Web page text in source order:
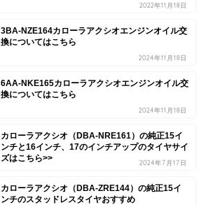
2022年11月18日
3BA-NZE164カローラアクシオエンジンオイル交
換についてはこちら
2024年11月18日
6AA-NKE165カローラアクシオエンジンオイル交
換についてはこちら
2024年11月18日
カローラアクシオ（DBA-NRE161）の純正15イ
ンチと16インチ、17のインチアップのタイヤサイ
ズはこちら>>
2024年7月17日
カローラアクシオ（DBA-ZRE144）の純正15イ
ンチのスタッドレスタイヤおすすめ